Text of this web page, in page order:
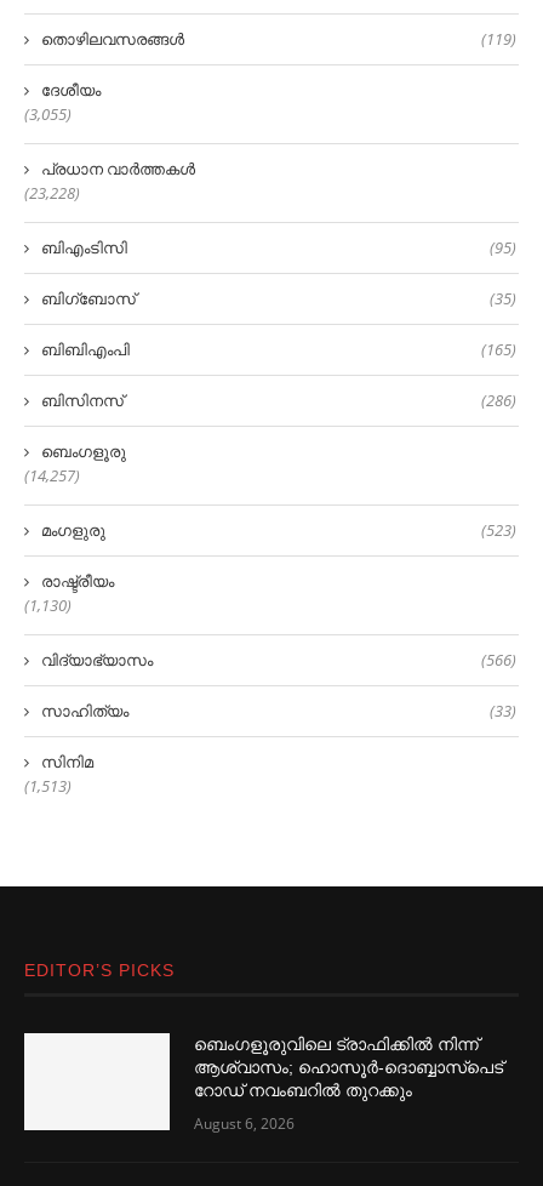
തൊഴിലവസരങ്ങൾ (119)
ദേശീയം
(3,055)
പ്രധാന വാർത്തകൾ
(23,228)
ബിഎംടിസി (95)
ബിഗ്‌ബോസ് (35)
ബിബിഎംപി (165)
ബിസിനസ് (286)
ബെംഗളൂരു
(14,257)
മംഗളുരു (523)
രാഷ്ട്രീയം
(1,130)
വിദ്യാഭ്യാസം (566)
സാഹിത്യം (33)
സിനിമ
(1,513)
EDITOR’S PICKS
ബെംഗളൂരുവിലെ ട്രാഫിക്കില്‍ നിന്ന്
ആശ്വാസം; ഹൊസൂര്‍-ദൊബ്ബാസ്പെട്
റോഡ് നവംബറില്‍ തുറക്കും
August 6, 2026